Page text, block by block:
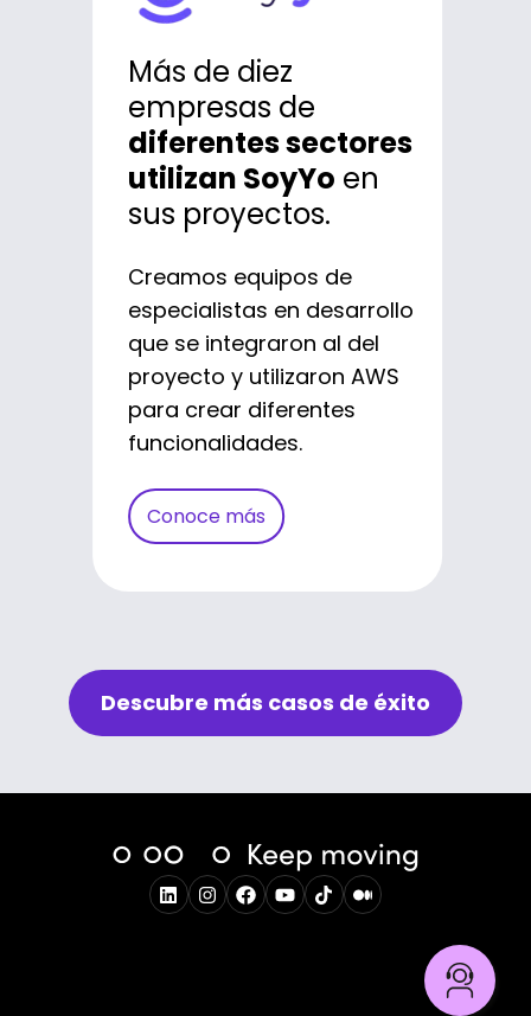
Desarrollamos un
banco 100% digital
con más de 12
millones de
usuarios.
Ayudamos a Nequi a
Mejor Banca Digital a nivel
mundial cambiando la
forma en que los bancos
se relacionan con los
usuarios.
Conoce más
Más de diez
empresas de
diferentes sectores
utilizan SoyYo en
sus proyectos.
Creamos equipos de
especialistas en desarrollo
que se integraron al del
proyecto y utilizaron AWS
para crear diferentes
funcionalidades.
Conoce más
Fortalecemos la
cultura de agilidad
en uno de los
bancos más
grandes de la
región.
Impulsamos la
transformación digital de
Bancolombia,
reconfigurando su forma
de trabajar y alcanzando
mejores resultados en sus
Conoce más
Descubre más casos de éxito